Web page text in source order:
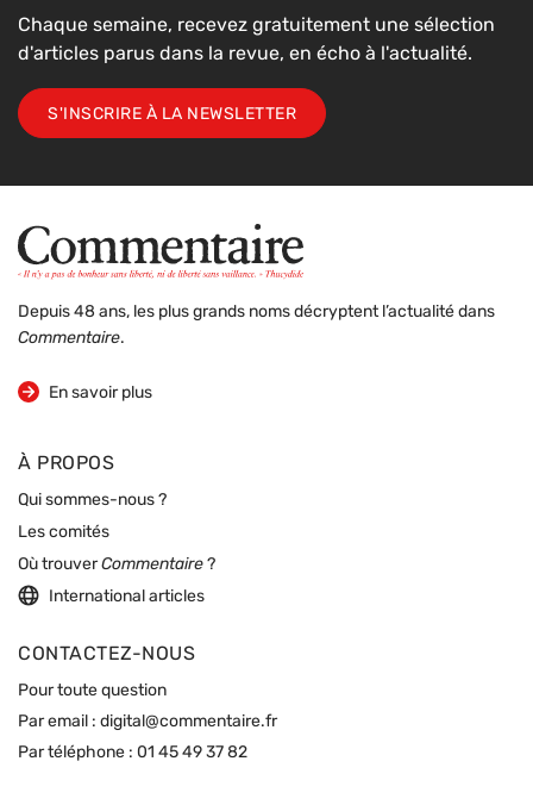
Chaque semaine, recevez gratuitement une sélection
d'articles parus dans la revue, en écho à l'actualité.
S'INSCRIRE À LA NEWSLETTER
Depuis 48 ans, les plus grands noms décryptent l’actualité dans
Commentaire.
En savoir plus
sur la revue
À PROPOS
Qui sommes-nous ?
Les comités
Où trouverCommentaire ?
International articles
CONTACTEZ-NOUS
Pour toute question
Par email : digital@commentaire.fr
Par téléphone : 01 45 49 37 82